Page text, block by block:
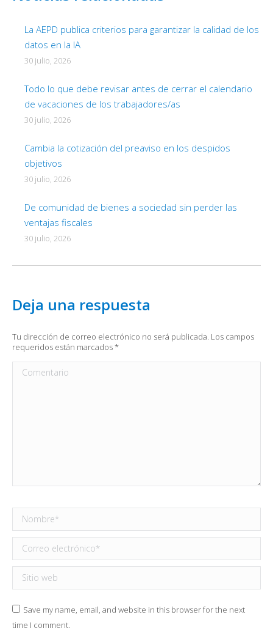
La AEPD publica criterios para garantizar la calidad de los
datos en la IA
30 julio, 2026
Todo lo que debe revisar antes de cerrar el calendario
de vacaciones de los trabajadores/as
30 julio, 2026
Cambia la cotización del preaviso en los despidos
objetivos
30 julio, 2026
De comunidad de bienes a sociedad sin perder las
ventajas fiscales
30 julio, 2026
Deja una respuesta
Tu dirección de correo electrónico no será publicada. Los campos
requeridos están marcados*
Comentario
Nombre *
Correo electrónico *
Sitio web
Save my name, email, and website in this browser for the next
time I comment.